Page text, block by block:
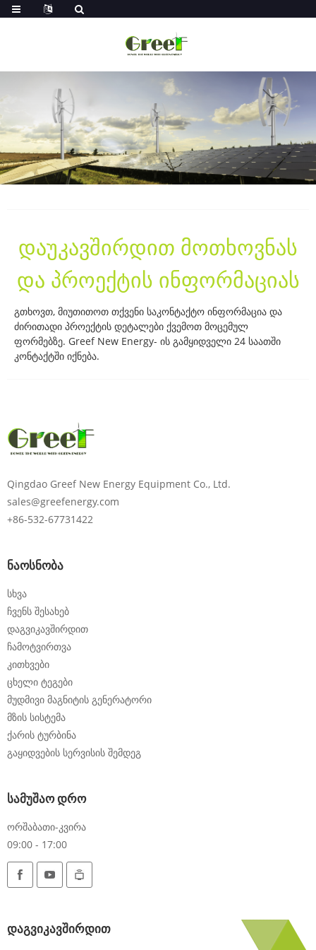
დაუკავშირდით მოთხოვნას
და პროექტის ინფორმაციას
გთხოვთ, მიუთითოთ თქვენი საკონტაქტო ინფორმაცია და
ძირითადი პროექტის დეტალები ქვემოთ მოცემულ
ფორმებზე. Greef New Energy- ის გამყიდველი 24 საათში
კონტაქტში იქნება.
Qingdao Greef New Energy Equipment Co., Ltd.
sales@greefenergy.com
+86-532-67731422
ნაოსნობა
სხვა
ჩვენს შესახებ
დაგვიკავშირდით
ჩამოტვირთვა
კითხვები
ცხელი ტეგები
მუდმივი მაგნიტის გენერატორი
მზის სისტემა
ქარის ტურბინა
გაყიდვების სერვისის შემდეგ
სამუშაო დრო
ორშაბათი-კვირა
09:00 - 17:00
დაგვიკავშირდით
გთხოვთ, შეიყვანოთ